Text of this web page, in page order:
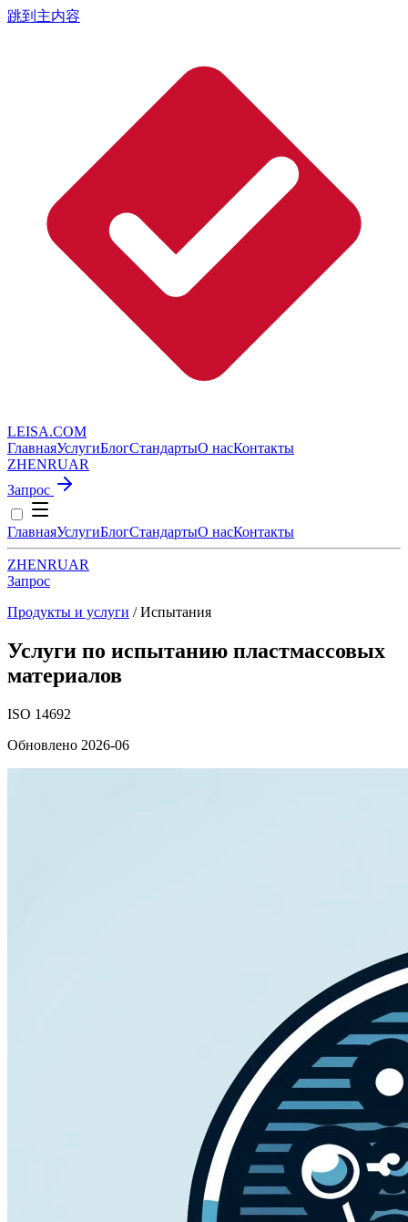
跳到主内容
LEISA.COM
ГлавнаяУслугиБлогСтандартыО насКонтакты
ZHENRUAR
Запрос
ГлавнаяУслугиБлогСтандартыО насКонтакты
ZHENRUAR
Запрос
Продукты и услуги / Испытания
Услуги по испытанию пластмассовых
материалов
ISO 14692
Обновлено 2026-06